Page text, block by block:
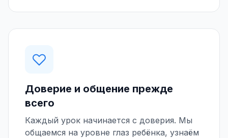
Доверие и общение прежде
всего
Каждый урок начинается с доверия. Мы
общаемся на уровне глаз ребёнка, узнаём